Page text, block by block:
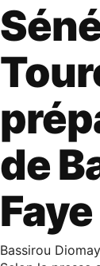
de
Faye
Bassirou